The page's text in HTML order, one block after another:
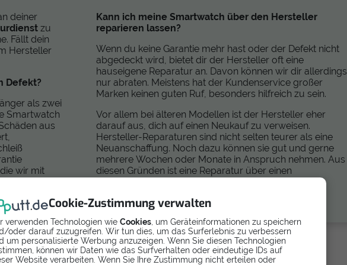
Cookie-Zustimmung verwalten
verwenden Technologien wie Cookies , um Geräteinformationen zu speichern
oder darauf zuzugreifen. Wir tun dies, um das Surferlebnis zu verbessern
um personalisierte Werbung anzuzeigen. Wenn Sie diesen Technologien
können wir Daten wie das Surfverhalten oder eindeutige IDs auf
Website verarbeiten. Wenn Sie Ihre Zustimmung nicht erteilen oder
deiner
zu
Fällt dein
Hersteller
Defekt?
als zwei
Smartwatch
aus
wir mit
darin
Kann ich meine Smartwatch über den Hersteller
reparieren lassen?
Wenn du keine Garantie mehr hast oder der Defekt nicht
abgedeckt wird, bietet dir der Hersteller oft eine
hauseigene Reparatur an. Davon können wir dir allerdings
nur abraten. Meistens hat der Kundenservice großer
Marken keinen guten Ruf, besonders hilfreich zu sein.
Vor allem bei älteren Modellen ist der Hersteller eher
darauf aus, dich auf einen Neukauf zu verweisen.
Hersteller-Reparaturen sind nicht selten teurer als eine
Neuanschaffung. Noch dazu können sie gut und gerne
mehrere Wochen oder Monate in Anspruch nehmen. Aus
diesen Gründen ist eine Reparatur über einen